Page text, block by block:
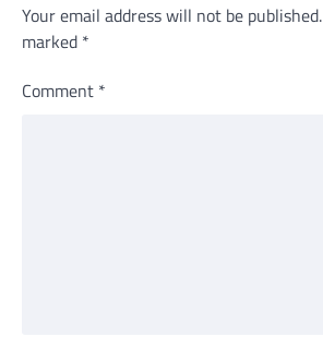
Your email address will not be published.
marked *
Comment *